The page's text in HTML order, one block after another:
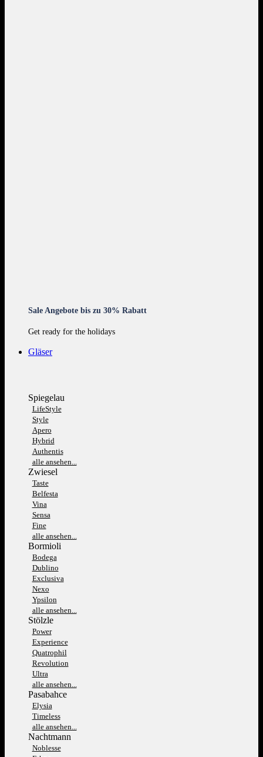
Sale Angebote bis zu 30% Rabatt
Get ready for the holidays
Gläser
Spiegelau
LifeStyle
Style
Apero
Hybrid
Authentis
alle ansehen...
Zwiesel
Taste
Belfesta
Vina
Sensa
Fine
alle ansehen...
Bormioli
Bodega
Dublino
Exclusiva
Nexo
Ypsilon
alle ansehen...
Stölzle
Power
Experience
Quatrophil
Revolution
Ultra
alle ansehen...
Pasabahce
Elysia
Timeless
alle ansehen...
Nachtmann
Noblesse